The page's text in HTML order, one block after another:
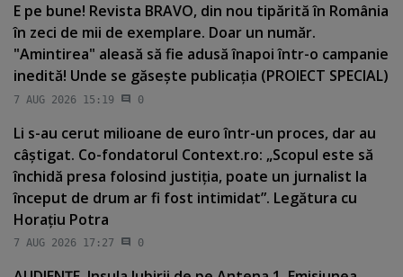
E pe bune! Revista BRAVO, din nou tipărită în România
în zeci de mii de exemplare. Doar un număr.
"Amintirea" aleasă să fie adusă înapoi într-o campanie
inedită! Unde se găseşte publicaţia (PROIECT SPECIAL)
7 AUG 2026 15:19 0
Li s-au cerut milioane de euro într-un proces, dar au
câştigat. Co-fondatorul Context.ro: „Scopul este să
închidă presa folosind justiţia, poate un jurnalist la
început de drum ar fi fost intimidat”. Legătura cu
Horaţiu Potra
7 AUG 2026 17:27 0